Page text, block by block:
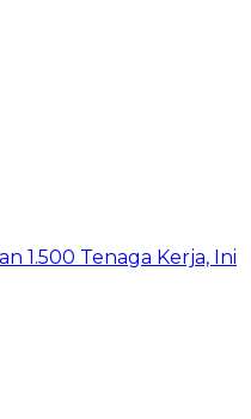
1.500 Tenaga Kerja, Ini